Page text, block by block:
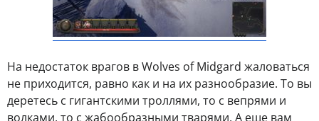
На недостаток врагов в Wolves of Midgard жаловаться
не приходится, равно как и на их разнообразие. То вы
деретесь с гигантскими троллями, то с вепрями и
волками, то с жабообразными тварями. А еще вам